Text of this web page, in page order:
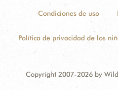
Condiciones de uso
Política de privacidad de los
Copyright 2007-2026 by